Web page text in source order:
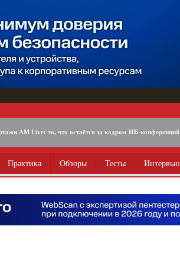
AM Live: то, что остаётся за кадром ИБ-конференций
Практика Обзоры Тесты Интервью